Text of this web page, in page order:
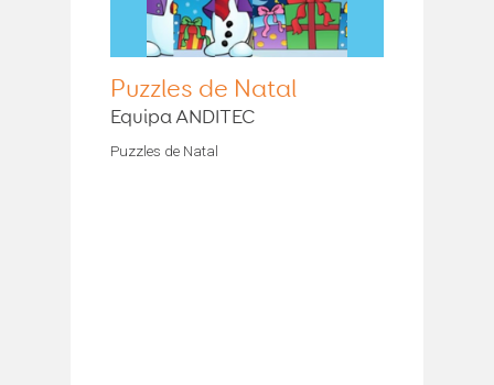
Puzzles de Natal
Equipa ANDITEC
Puzzles de Natal